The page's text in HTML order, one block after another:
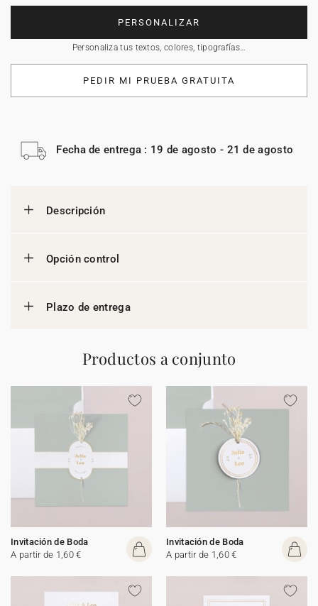
PERSONALIZAR
Personaliza tus textos, colores, tipografías…
PEDIR MI PRUEBA GRATUITA
Fecha de entrega : 19 de agosto - 21 de agosto
Descripción
Opción control
Plazo de entrega
Productos a conjunto
Invitación de Boda
A partir de 1,60 €
Invitación de Boda
A partir de 1,60 €